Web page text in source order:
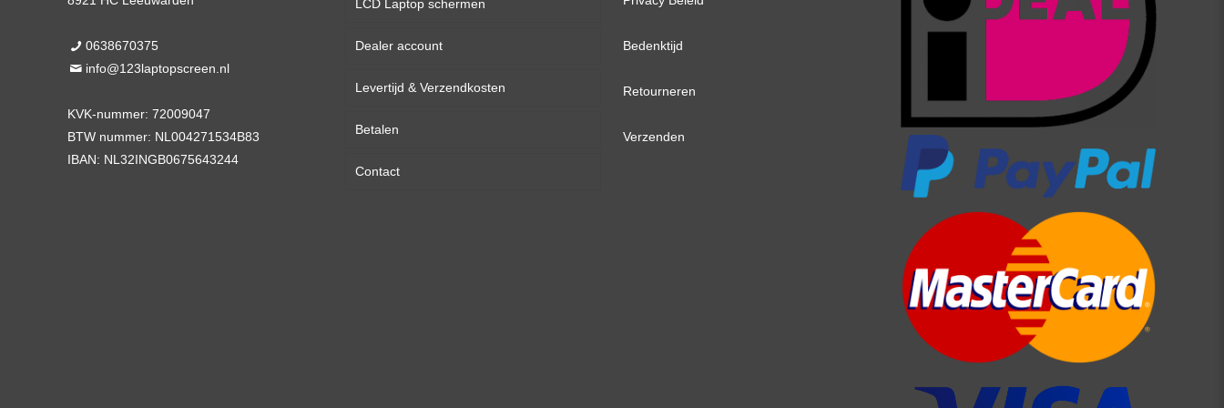
0638670375
info@123laptopscreen.nl
KVK-nummer: 72009047
BTW nummer: NL004271534B83
IBAN: NL32INGB0675643244
LCD Laptop schermen
13,3 inch
14,0 inch
15,6 inch
17,3 inch
Dealer account
Levertijd & Verzendkosten
Betalen
Contact
Bedenktijd
Retourneren
Verzenden